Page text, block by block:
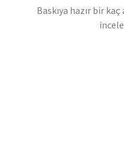
Baskıya hazır bir